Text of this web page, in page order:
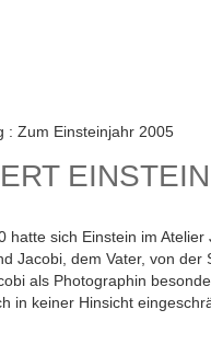
: Zum Einsteinjahr 2005
hatte sich Einstein im
Jacobi, dem Vater, von
als Photographin
in keiner Hinsicht